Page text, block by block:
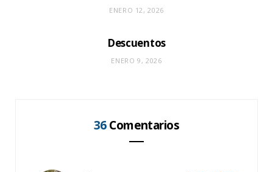
ENERO 12, 2026
Descuentos
ENERO 9, 2026
36Comentarios